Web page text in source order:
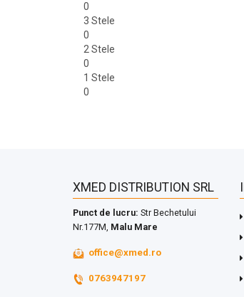
0
3 Stele
0
2 Stele
0
1 Stele
0
XMED DISTRIBUTION SRL
Punct de lucru: Str Bechetului
Nr.177M, Malu Mare
office@xmed.ro
0763947197